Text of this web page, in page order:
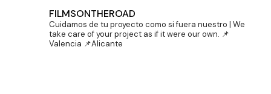
FILMSONTHEROAD
Cuidamos de tu proyecto como si fuera nuestro | We
take care of your project as if it were our own. 📌
Valencia 📌Alicante